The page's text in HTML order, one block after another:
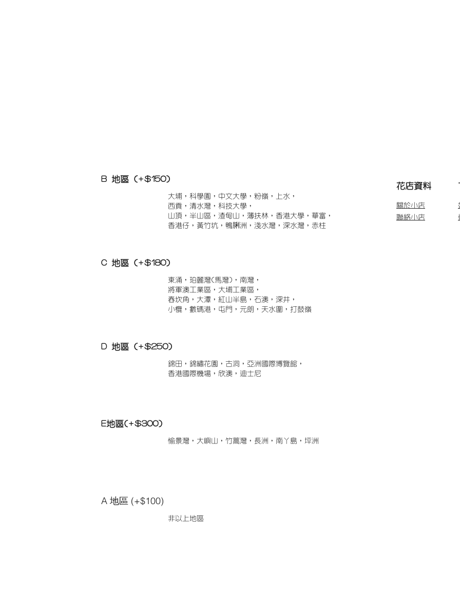
B 地區 (+$150)
大埔，科學園，中文大學，粉嶺，上水，
西貢，清水灣，科技大學，
山頂，半山區，渣甸山，薄扶林，香港大學，華富，
香港仔，黃竹坑，鴨脷洲，淺水灣，深水灣，赤柱
C 地區 (+$180)
東涌，珀麗灣(馬灣)，南灣，
將軍澳工業區，大埔工業區，
舂坎角，大潭，紅山半島，石澳，深井，
小欖，數碼港，屯門，元朗，天水圍，打鼓嶺
D 地區 (+$250)
錦田，錦繡花園，古洞，亞洲國際博覽館，
香港國際機場，欣澳，迪士尼
E地區(+$300)
愉景灣，大嶼山，竹蒿灣，長洲，南丫島，坪洲
A 地區 (+$100)
非以上地區
​花店資料
關於小店
聯絡小店